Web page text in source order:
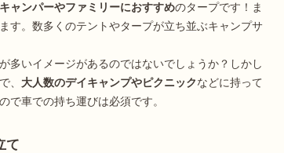
ャンパーやファミリーにおすすめのタープです！ま
す。数多くのテントやタープが立ち並ぶキャンプサ
多いイメージがあるのではないでしょうか？しかし
、 大人数のデイキャンプやピクニック などに持って
で車での持ち運びは必須です。
て